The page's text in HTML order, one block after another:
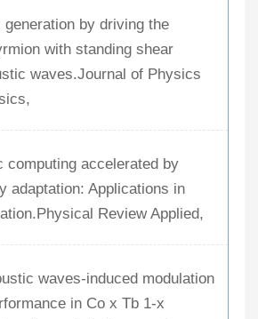
generation by driving the
with standing shear
waves.Journal of Physics
computing accelerated by
adaptation: Applications in
Review Applied,
waves-induced modulation
in Co x Tb 1-x